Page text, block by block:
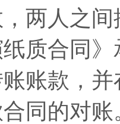
两人之
质合同
账款，
同的对